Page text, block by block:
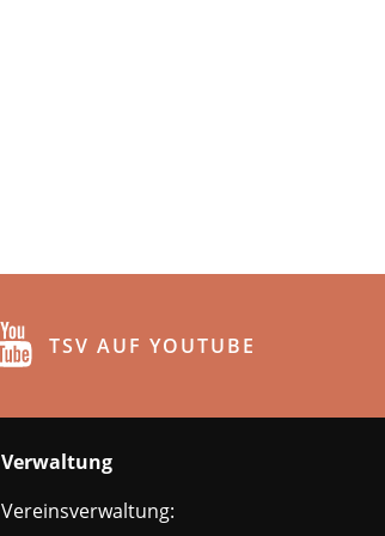
TSV AUF YOUTUBE
Verwaltung
Vereinsverwaltung: